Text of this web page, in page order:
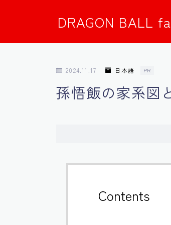
DRAGON BALL
2024.11.17 日本語 PR
孫悟飯の家系図
Contents